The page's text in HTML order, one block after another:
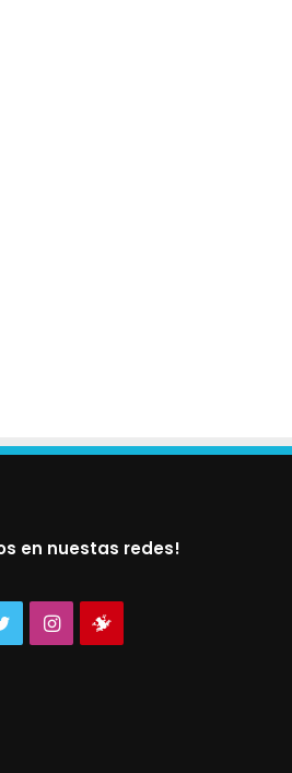
en nuestas redes!
TwitterInstagram